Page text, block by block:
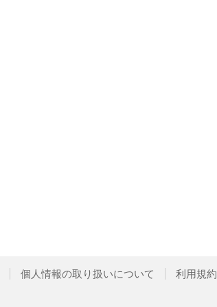
個人情報の取り扱いについて 利用規約